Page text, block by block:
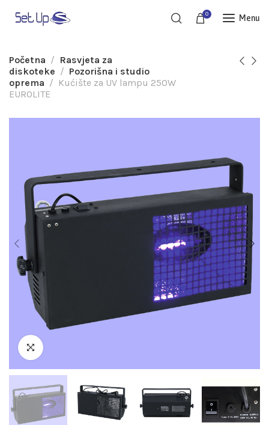
0 Menu
Početna
Rasvjeta za
diskoteke
Pozorišna i studio
oprema
Kućište za UV lampu 250W
EUROLITE